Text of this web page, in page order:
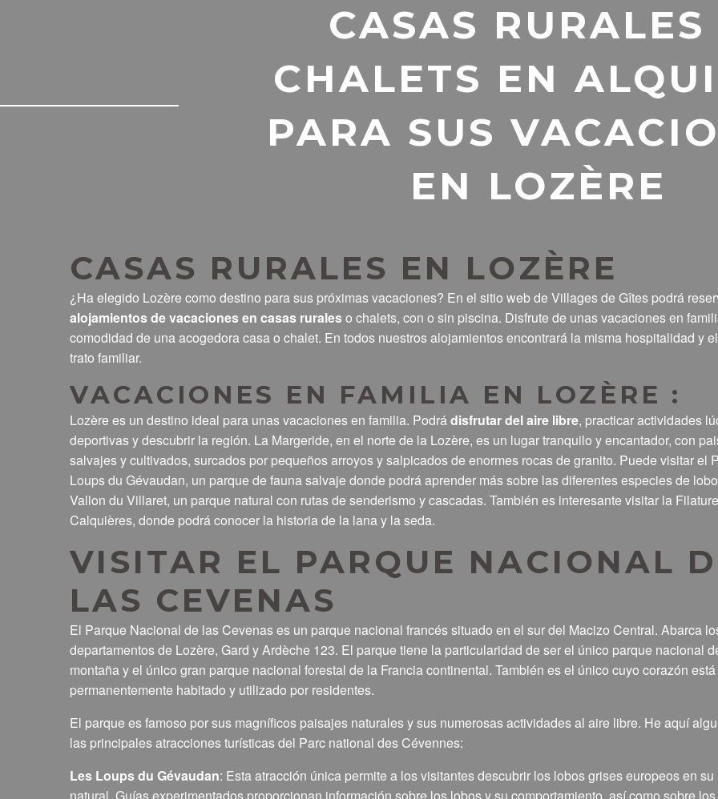
CASAS RURALES
CHALETS EN
PARA SUS
EN LOZÈRE
CASAS RURALES EN LOZÈRE
¿Ha elegido Lozère como destino para sus próximas vacaciones? En el sitio web de Villages de Gîtes podrá
alojamientos de vacaciones en casas ruraleso chalets, con o sin piscina. Disfrute de unas vacaciones en
comodidad de una acogedora casa o chalet. En todos nuestros alojamientos encontrará la misma hospitalidad y
trato familiar.
VACACIONES EN FAMILIA EN LOZÈRE :
Lozère es un destino ideal para unas vacaciones en familia. Podrádisfrutar del aire libre, practicar actividades
deportivas y descubrir la región. La Margeride, en el norte de la Lozère, es un lugar tranquilo y encantador, con
salvajes y cultivados, surcados por pequeños arroyos y salpicados de enormes rocas de granito. Puede visitar el
Loups du Gévaudan, un parque de fauna salvaje donde podrá aprender más sobre las diferentes especies de
Vallon du Villaret, un parque natural con rutas de senderismo y cascadas. También es interesante visitar la
Calquières, donde podrá conocer la historia de la lana y la seda.
VISITAR EL PARQUE NACIONAL
LAS CEVENAS
El Parque Nacional de las Cevenas es un parque nacional francés situado en el sur del Macizo Central. Abarca
departamentos de Lozère, Gard y Ardèche 123. El parque tiene la particularidad de ser el único parque nacional
montaña y el único gran parque nacional forestal de la Francia continental. También es el único cuyo corazón está
permanentemente habitado y utilizado por residentes.
El parque es famoso por sus magníficos paisajes naturales y sus numerosas actividades al aire libre. He aquí
las principales atracciones turísticas del Parc national des Cévennes:
Les Loups du Gévaudan: Esta atracción única permite a los visitantes descubrir los lobos grises europeos en su
natural. Guías experimentados proporcionan información sobre los lobos y su comportamiento, así como sobre los